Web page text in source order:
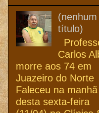
(nenhum
título)
Carlos
morre aos 74 em
Juazeiro do Norte
Faleceu na manhã
desta sexta-feira